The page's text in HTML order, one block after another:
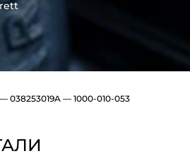
038253019A — 1000-010-053